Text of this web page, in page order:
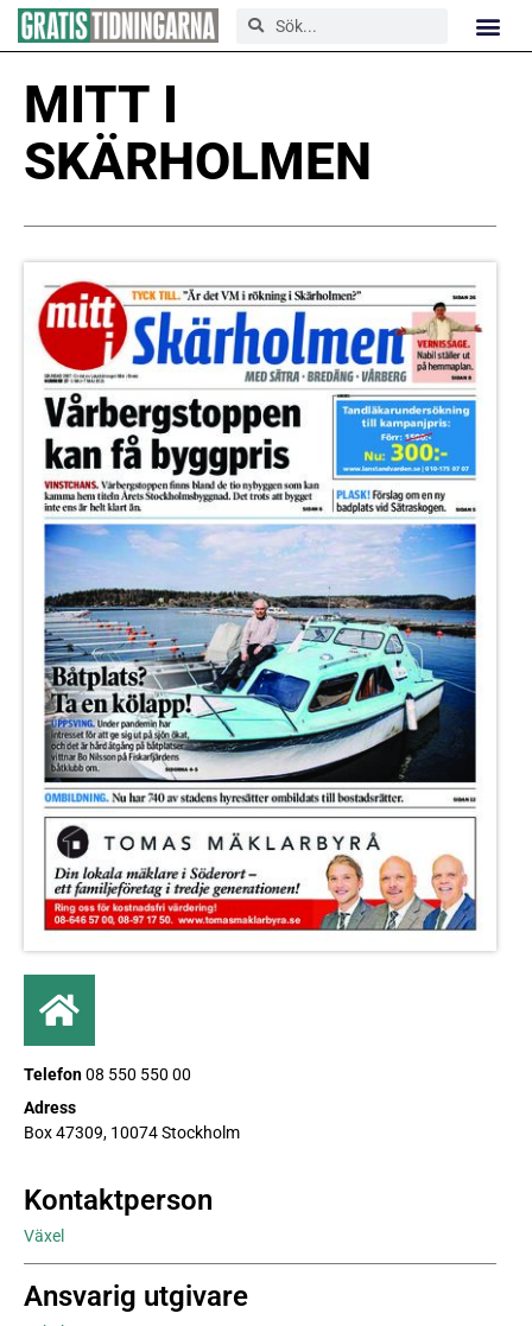
MITT I
SKÄRHOLMEN
Telefon08 550 550 00
Adress
Box 47309, 10074 Stockholm
Kontaktperson
Växel
Ansvarig utgivare